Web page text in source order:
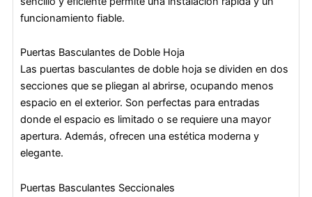
funcionamiento fiable.
Puertas Basculantes de Doble Hoja
Las puertas basculantes de doble hoja se dividen en dos
secciones que se pliegan al abrirse, ocupando menos
espacio en el exterior. Son perfectas para entradas
donde el espacio es limitado o se requiere una mayor
apertura. Además, ofrecen una estética moderna y
elegante.
Puertas Basculantes Seccionales